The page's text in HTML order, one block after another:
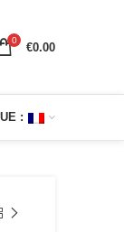
0 €0.00
: